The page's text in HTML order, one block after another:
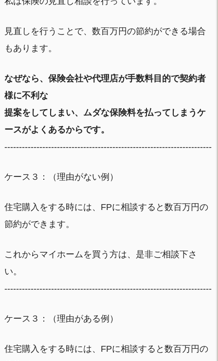
見直しを行うことで、数百万円の節約ができる場合
もあります。
なぜなら、保険会社や代理店が手数料目的で契約者
様に不利な
提案をしてしまい、ムダな保険料を払ってしまうケ
ースがよくあるからです。
-----------------------------------------------------------------------
ケース３：（理由がない例）
住宅購入をする時には、FPに相談すると数百万円の
節約ができます。
これからマイホームを買う方は、是非ご相談下さ
い。
-----------------------------------------------------------------------
ケース３：（理由がある例）
住宅購入をする時には、FPに相談すると数百万円の